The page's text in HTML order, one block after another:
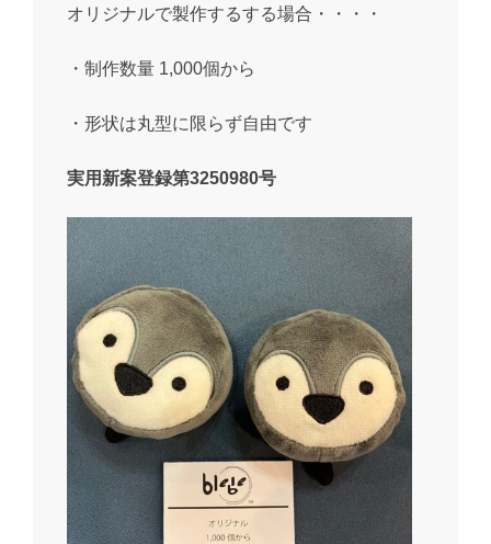
オリジナルで製作するする場合・・・・
・制作数量 1,000個から
・形状は丸型に限らず自由です
実用新案登録第3250980号